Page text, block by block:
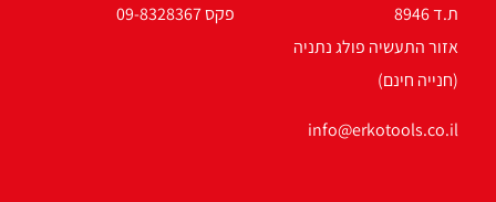
ת.ד 8946
אזור התעשיה פולג נתניה
(חנייה חינם)
פקס 09-8328367
info@erkotools.co.il